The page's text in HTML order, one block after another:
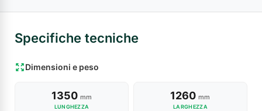
Specifiche tecniche
Dimensioni e peso
1350 mm
LUNGHEZZA
1260mm
LARGHEZZA